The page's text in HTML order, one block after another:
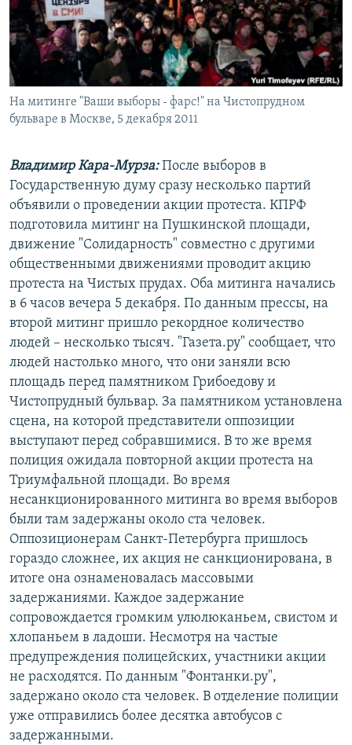
СОЦИАЛЬНЫЕ СЕТИ
Все сайты РСЕ/РС
На митинге "Ваши выборы - фарс!" на Чистопрудном
бульваре в Москве, 5 декабря 2011
Владимир Кара-Мурза:После выборов в
Государственную думу сразу несколько партий
объявили о проведении акции протеста. КПРФ
подготовила митинг на Пушкинской площади,
движение "Солидарность" совместно с другими
общественными движениями проводит акцию
протеста на Чистых прудах. Оба митинга начались
в 6 часов вечера 5 декабря. По данным прессы, на
второй митинг пришло рекордное количество
людей – несколько тысяч. "Газета.ру" сообщает, что
людей настолько много, что они заняли всю
площадь перед памятником Грибоедову и
Чистопрудный бульвар. За памятником установлена
сцена, на которой представители оппозиции
выступают перед собравшимися. В то же время
полиция ожидала повторной акции протеста на
Триумфальной площади. Во время
несанкционированного митинга во время выборов
были там задержаны около ста человек.
Оппозиционерам Санкт-Петербурга пришлось
гораздо сложнее, их акция не санкционирована, в
итоге она ознаменовалась массовыми
задержаниями. Каждое задержание
сопровождается громким улюлюканьем, свистом и
хлопаньем в ладоши. Несмотря на частые
предупреждения полицейских, участники акции
не расходятся. По данным "Фонтанки.ру",
задержано около ста человек. В отделение полиции
уже отправились более десятка автобусов с
задержанными.